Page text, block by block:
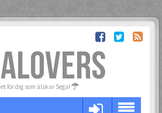
för dig som älskar Sega!